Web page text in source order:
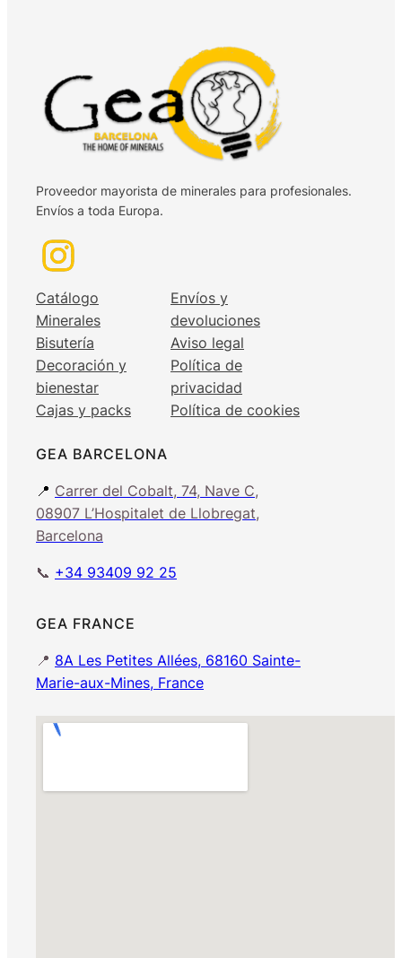
Proveedor mayorista de minerales para profesionales.
Envíos a toda Europa.
Catálogo
Minerales
Bisutería
Decoración y
bienestar
Cajas y packs
Envíos y
devoluciones
Aviso legal
Política de
privacidad
Política de cookies
GEA BARCELONA
📍 Carrer del Cobalt, 74, Nave C,
08907 L’Hospitalet de Llobregat,
Barcelona
📞 +34 93409 92 25
GEA FRANCE
📍 8A Les Petites Allées, 68160 Sainte-
Marie-aux-Mines, France